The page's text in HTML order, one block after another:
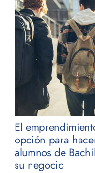
El
opción para
alumnos de
su negocio